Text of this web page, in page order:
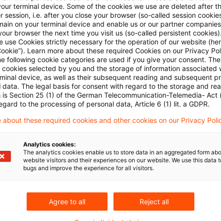
der aktuellen Wirtschaftslage auf die und
und Erleichterungen in der BP
von Daten und speziell CbCR
und Streitvermeidung (APAs vs. ICAP)
unter:
terminal device. Some of the cookies we use are deleted after
session, i.e. after you close your browser (so-called session
on your terminal device and enable us or our partner
browser the next time you visit us (so-called persistent
use Cookies strictly necessary for the operation of our website
Learn more about these required Cookies on our Privacy
following cookie categories are used if you give your consent.
cookies selected by you and the storage of information associated
device, as well as their subsequent reading and subsequent
data. The legal basis for consent with regard to the storage and
is Section 25 (1) of the German Telecommunication-Telemedia- Act
to the processing of personal data, Article 6 (1) lit. a GDPR.
about these required cookies and other cookies on our Privacy
Analytics cookies:
The analytics cookies enable us to store data in an aggregated form
website visitors and their experiences on our website. We use this data
bugs and improve the experience for all visitors.
Agree to all Reject all